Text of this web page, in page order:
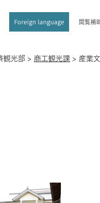
Foreign language 閲覧補
観光部 > 商工観光課 > 産業